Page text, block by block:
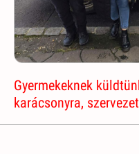
Gyermekeknek
karácsonyra,